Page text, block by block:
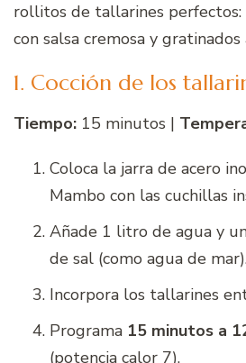
rollitos de tallarines perfectos:
con salsa cremosa y
1. Cocción de los
Tiempo: 15 minutos |
Coloca la jarra de acero
Mambo con las cuchillas
Añade 1 litro de agua y
de sal (como agua de
Incorpora los tallarines
Programa 15 minutos a
(potencia calor 7).